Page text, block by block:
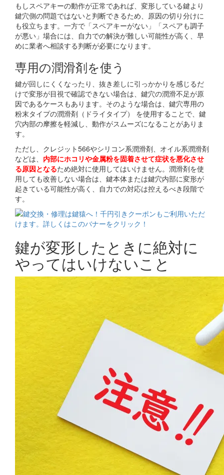
もしスペアキーの動作が正常であれば、変形している鍵より
鍵穴側の問題ではないと判断できるため、原因の切り分けに
も役立ちます。一方で「スペアキーがない」「スペアも調子
が悪い」場合には、自力での解決が難しい可能性が高く、早
めに業者へ相談する判断が必要になります。
専用の潤滑剤を使う
鍵が回しにくくなったり、抜き差しに引っかかりを感じるだ
けで変形が目視で確認できない場合は、鍵穴の潤滑不足が原
因であるケースもあります。そのような場合は、鍵穴専用の
粉末タイプの潤滑剤（ドライタイプ） を使用することで、鍵
穴内部の摩擦を軽減し、動作がスムーズになることがありま
す。
ただし、クレジット566やシリコン系潤滑剤、オイル系潤滑剤
などは、 内部にホコリや金属粉を固着させて症状を悪化させ
る原因となるため絶対に使用してはいけません。潤滑剤を使
用しても改善しない場合は、鍵本体または鍵穴内部に変形が
起きている可能性が高く、自力での対応は控えるべき段階で
す。
鍵が変形したときに絶対に
やってはいけないこと